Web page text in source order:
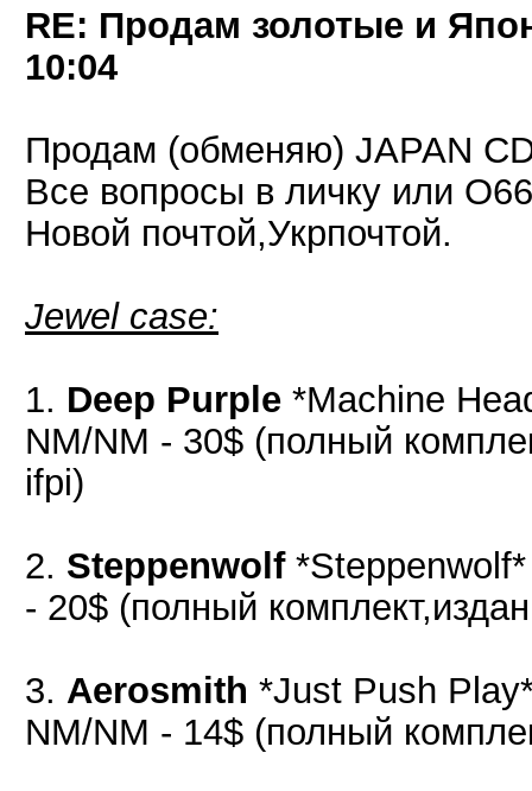
RE: Продам золотые и
10:04
Продам (обменяю) JAPAN
Все вопросы в личку или
Новой почтой,Укрпочтой.
Jewel case:
1. Deep Purple *Machine
NM/NM - 30$ (полный
ifpi)
2. Steppenwolf*Steppenwolf*
- 20$ (полный
3. Aerosmith *Just Push
NM/NM - 14$ (полный